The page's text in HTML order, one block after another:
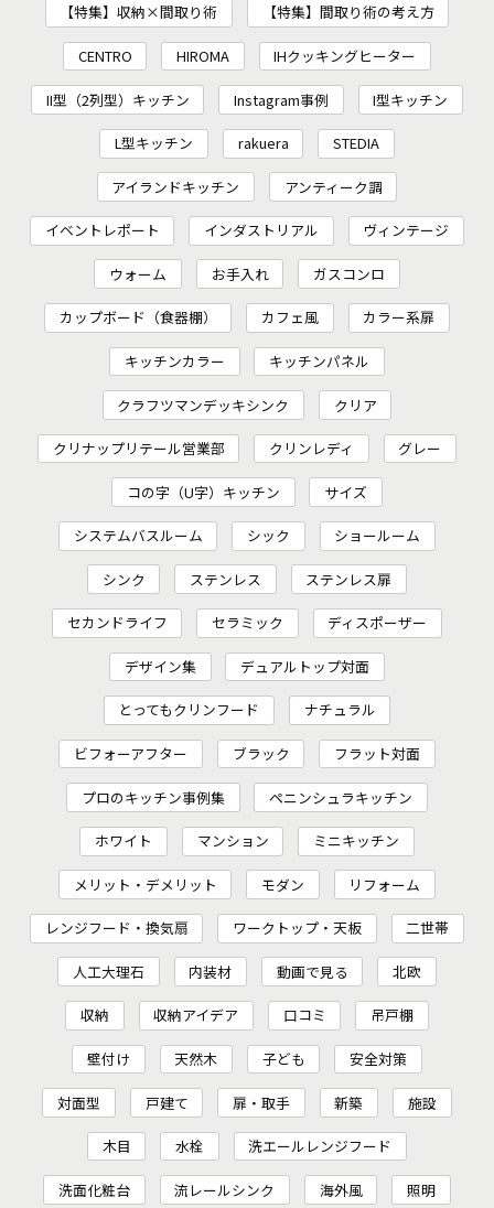
【特集】収納×間取り術 【特集】間取り術の考え方
CENTRO HIROMA IHクッキングヒーター
II型（2列型）キッチン Instagram事例 I型キッチン
L型キッチン rakuera STEDIA
アイランドキッチン アンティーク調
イベントレポート インダストリアル ヴィンテージ
ウォーム お手入れ ガスコンロ
カップボード（食器棚） カフェ風 カラー系扉
キッチンカラー キッチンパネル
クラフツマンデッキシンク クリア
クリナップリテール営業部 クリンレディ グレー
コの字（U字）キッチン サイズ
システムバスルーム シック ショールーム
シンク ステンレス ステンレス扉
セカンドライフ セラミック ディスポーザー
デザイン集 デュアルトップ対面
とってもクリンフード ナチュラル
ビフォーアフター ブラック フラット対面
プロのキッチン事例集 ペニンシュラキッチン
ホワイト マンション ミニキッチン
メリット・デメリット モダン リフォーム
レンジフード・換気扇 ワークトップ・天板 二世帯
人工大理石 内装材 動画で見る 北欧
収納 収納アイデア 口コミ 吊戸棚
壁付け 天然木 子ども 安全対策
対面型 戸建て 扉・取手 新築 施設
木目 水栓 洗エールレンジフード
洗面化粧台 流レールシンク 海外風 照明